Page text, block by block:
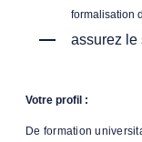
formalisation
assurez le
Votre profil :
De formation